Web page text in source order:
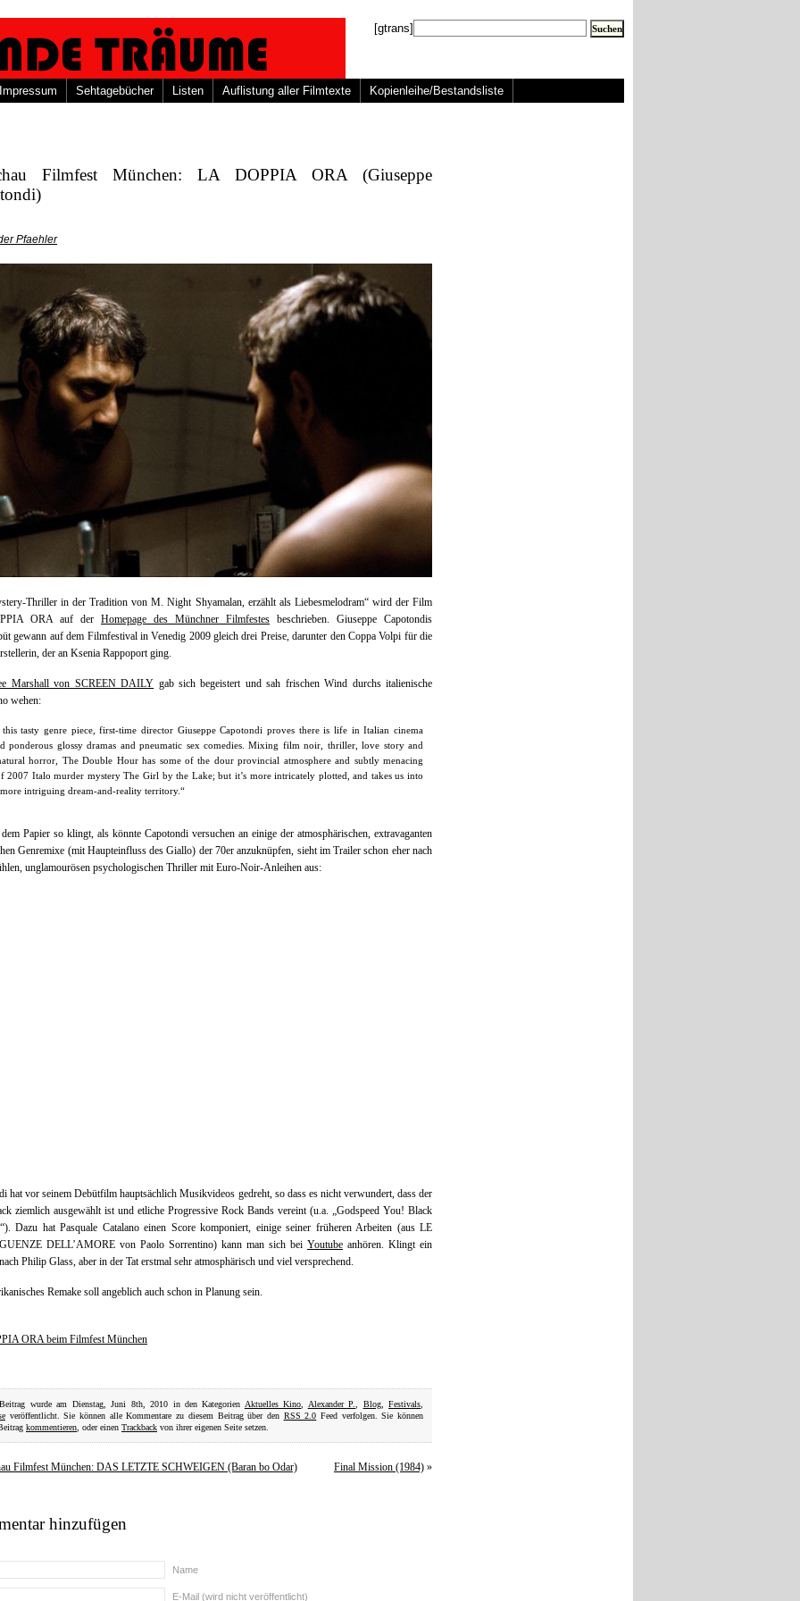
[gtrans]
Impressum Sehtagebücher Listen Auflistung aller Filmtexte Kopienleihe/Bestandsliste
Filmfest München: LA DOPPIA ORA (Giuseppe
Pfaehler
Thriller in der Tradition von M. Night Shyamalan, erzählt als Liebesmelodram“ wird der Film
ORA auf der Homepage des Münchner Filmfestes beschrieben. Giuseppe Capotondis
gewann auf dem Filmfestival in Venedig 2009 gleich drei Preise, darunter den Coppa Volpi für die
der an Ksenia Rappoport ging.
Marshall von SCREEN DAILY gab sich begeistert und sah frischen Wind durchs italienische
wehen:
this tasty genre piece, first-time director Giuseppe Capotondi proves there is life in Italian cinema
ponderous glossy dramas and pneumatic sex comedies. Mixing film noir, thriller, love story and
horror, The Double Hour has some of the dour provincial atmosphere and subtly menacing
2007 Italo murder mystery The Girl by the Lake; but it’s more intricately plotted, and takes us into
intriguing dream-and-reality territory.“
Papier so klingt, als könnte Capotondi versuchen an einige der atmosphärischen, extravaganten
Genremixe (mit Haupteinfluss des Giallo) der 70er anzuknüpfen, sieht im Trailer schon eher nach
unglamourösen psychologischen Thriller mit Euro-Noir-Anleihen aus:
hat vor seinem Debütfilm hauptsächlich Musikvideos gedreht, so dass es nicht verwundert, dass der
ziemlich ausgewählt ist und etliche Progressive Rock Bands vereint (u.a. „Godspeed You! Black
Dazu hat Pasquale Catalano einen Score komponiert, einige seiner früheren Arbeiten (aus LE
DELL’AMORE von Paolo Sorrentino) kann man sich bei Youtube anhören. Klingt ein
Philip Glass, aber in der Tat erstmal sehr atmosphärisch und viel versprechend.
Remake soll angeblich auch schon in Planung sein.
ORA beim Filmfest München
wurde am Dienstag, Juni 8th, 2010 in den Kategorien Aktuelles Kino Alexander P. Blog, Festivals
veröffentlicht. Sie können alle Kommentare zu diesem Beitrag über den RSS 2.0 Feed verfolgen. Sie können
kommentieren , oder einen Trackback von ihrer eigenen Seite setzen.
Filmfest München: DAS LETZTE SCHWEIGEN (Baran bo Odar) Final Mission (1984) »
hinzufügen
Name
E-Mail (wird nicht veröffentlicht)